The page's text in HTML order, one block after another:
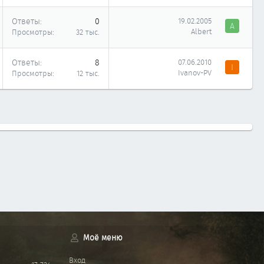
Ответы 0
Просмотры 32 тыс.
19.02.2005
Albert
A
Ответы 8
Просмотры 12 тыс.
07.06.2010
Ivanov-PV
I
Моё меню
Вход